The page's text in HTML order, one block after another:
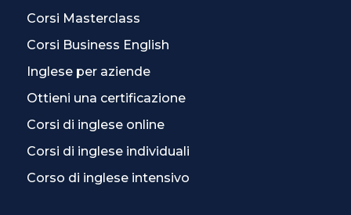
Corsi Masterclass
Corsi Business English
Inglese per aziende
Ottieni una certificazione
Corsi di inglese online
Corsi di inglese individuali
Corso di inglese intensivo